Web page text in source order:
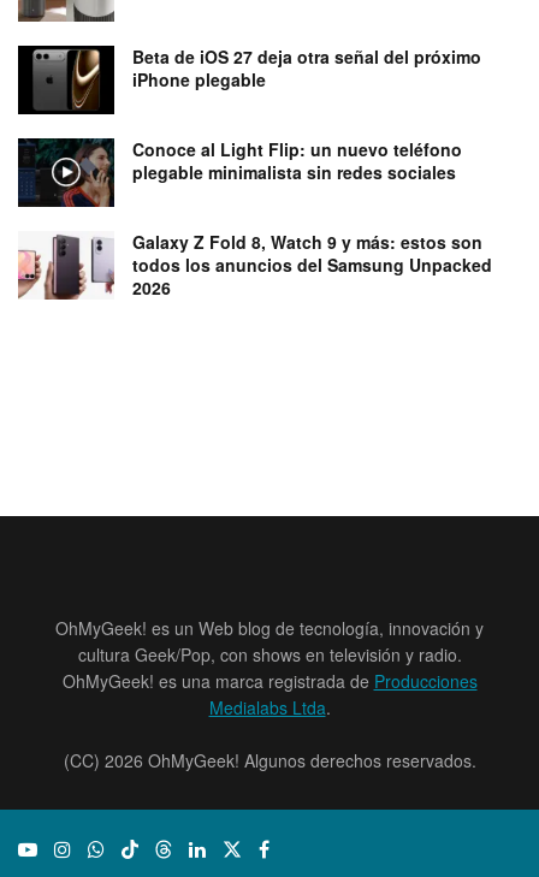
Beta de iOS 27 deja otra señal del próximo
iPhone plegable
Conoce al Light Flip: un nuevo teléfono
plegable minimalista sin redes sociales
Galaxy Z Fold 8, Watch 9 y más: estos son
todos los anuncios del Samsung Unpacked
2026
OhMyGeek! es un Web blog de tecnología, innovación y
cultura Geek/Pop, con shows en televisión y radio.
OhMyGeek! es una marca registrada de Producciones
Medialabs Ltda.
(CC) 2026 OhMyGeek! Algunos derechos reservados.